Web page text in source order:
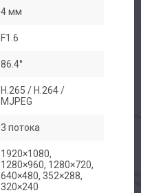
4 мм
F1.6
86.4°
H.265 / H.264 /
MJPEG
3 потока
1920×1080,
1280×960, 1280×720,
640×480, 352×288,
320×240